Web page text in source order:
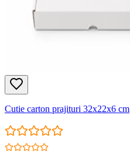
Cutie carton prajituri 32x22x6 cm